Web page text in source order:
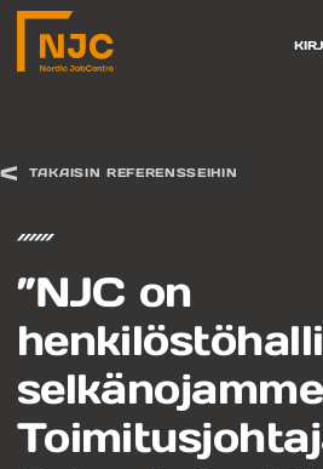
Siirry
sisältöön
TAKAISIN REFERENSSEIHIN
”NJC on